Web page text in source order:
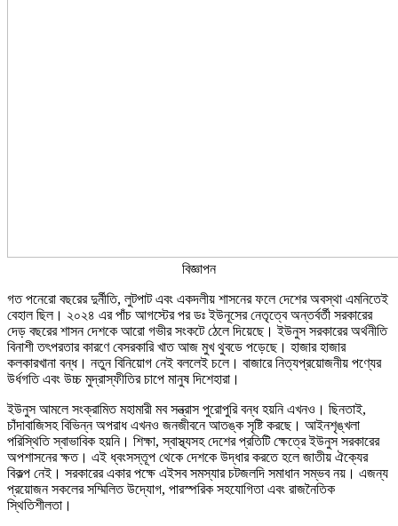
বিজ্ঞাপন
গত পনেরো বছরের দুর্নীতি, লুটপাট এবং একদলীয় শাসনের ফলে দেশের অবস্থা এমনিতেই
বেহাল ছিল। ২০২৪ এর পাঁচ আগস্টের পর ডঃ ইউনূসের নেতৃত্বে অন্তর্বর্তী সরকারের
দেড় বছরের শাসন দেশকে আরো গভীর সংকটে ঠেলে দিয়েছে। ইউনুস সরকারের অর্থনীতি
বিনাশী তৎপরতার কারণে বেসরকারি খাত আজ মুখ থুবডে পড়েছে। হাজার হাজার
কলকারখানা বন্ধ। নতুন বিনিয়োগ নেই বললেই চলে। বাজারে নিত্যপ্রয়োজনীয় পণ্যের
উর্ধগতি এবং উচ্চ মুদ্রাস্ফীতির চাপে মানুষ দিশেহারা।
ইউনুস আমলে সংক্রামিত মহামারী মব সন্ত্রাস পুরোপুরি বন্ধ হয়নি এখনও। ছিনতাই,
চাঁদাবাজিসহ বিভিন্ন অপরাধ এখনও জনজীবনে আতঙ্ক সৃষ্টি করছে। আইনশৃঙ্খলা
পরিস্থিতি স্বাভাবিক হয়নি। শিক্ষা, স্বাস্থ্যসহ দেশের প্রতিটি ক্ষেত্রে ইউনুস সরকারের
অপশাসনের ক্ষত। এই ধ্বংসস্তূপ থেকে দেশকে উদ্ধার করতে হলে জাতীয় ঐক্যের
বিকল্প নেই। সরকারের একার পক্ষে এইসব সমস্যার চটজলদি সমাধান সম্ভব নয়। এজন্য
প্রয়োজন সকলের সম্মিলিত উদ্যোগ, পারস্পরিক সহযোগিতা এবং রাজনৈতিক
স্থিতিশীলতা।